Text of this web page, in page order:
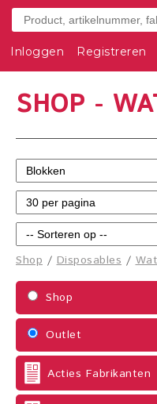
Inloggen Registreren
SHOP -
Shop /Disposables /
Shop
Outlet
Acties Fabrikanten